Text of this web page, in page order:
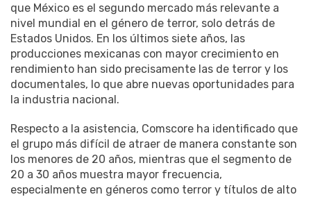
que México es el segundo mercado más relevante a
nivel mundial en el género de terror, solo detrás de
Estados Unidos. En los últimos siete años, las
producciones mexicanas con mayor crecimiento en
rendimiento han sido precisamente las de terror y los
documentales, lo que abre nuevas oportunidades para
la industria nacional.
Respecto a la asistencia, Comscore ha identificado que
el grupo más difícil de atraer de manera constante son
los menores de 20 años, mientras que el segmento de
20 a 30 años muestra mayor frecuencia,
especialmente en géneros como terror y títulos de alto